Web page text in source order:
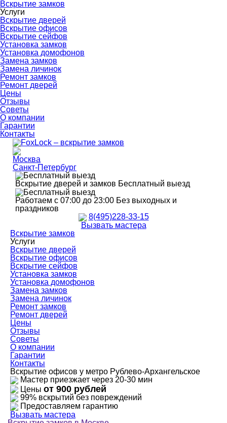
Вскрытие замков
Услуги
Вскрытие дверей
Вскрытие офисов
Вскрытие сейфов
Установка замков
Установка домофонов
Замена замков
Замена личинок
Ремонт замков
Ремонт дверей
Цены
Отзывы
Советы
О компании
Гарантии
Контакты
Москва
Санкт-Петербург
Вскрытие дверей и замков Бесплатный выезд
Работаем с 07:00 до 23:00 Без выходных и
праздников
8(495)228-33-15
Вызвать мастера
Вскрытие замков
Услуги
Вскрытие дверей
Вскрытие офисов
Вскрытие сейфов
Установка замков
Установка домофонов
Замена замков
Замена личинок
Ремонт замков
Ремонт дверей
Цены
Отзывы
Советы
О компании
Гарантии
Контакты
Вскрытие офисов у метро Рублево-Архангельское
Мастер приезжает через 20-30 мин
Цены от 900 рублей
99% вскрытий без повреждений
Предоставляем гарантию
Вызвать мастера